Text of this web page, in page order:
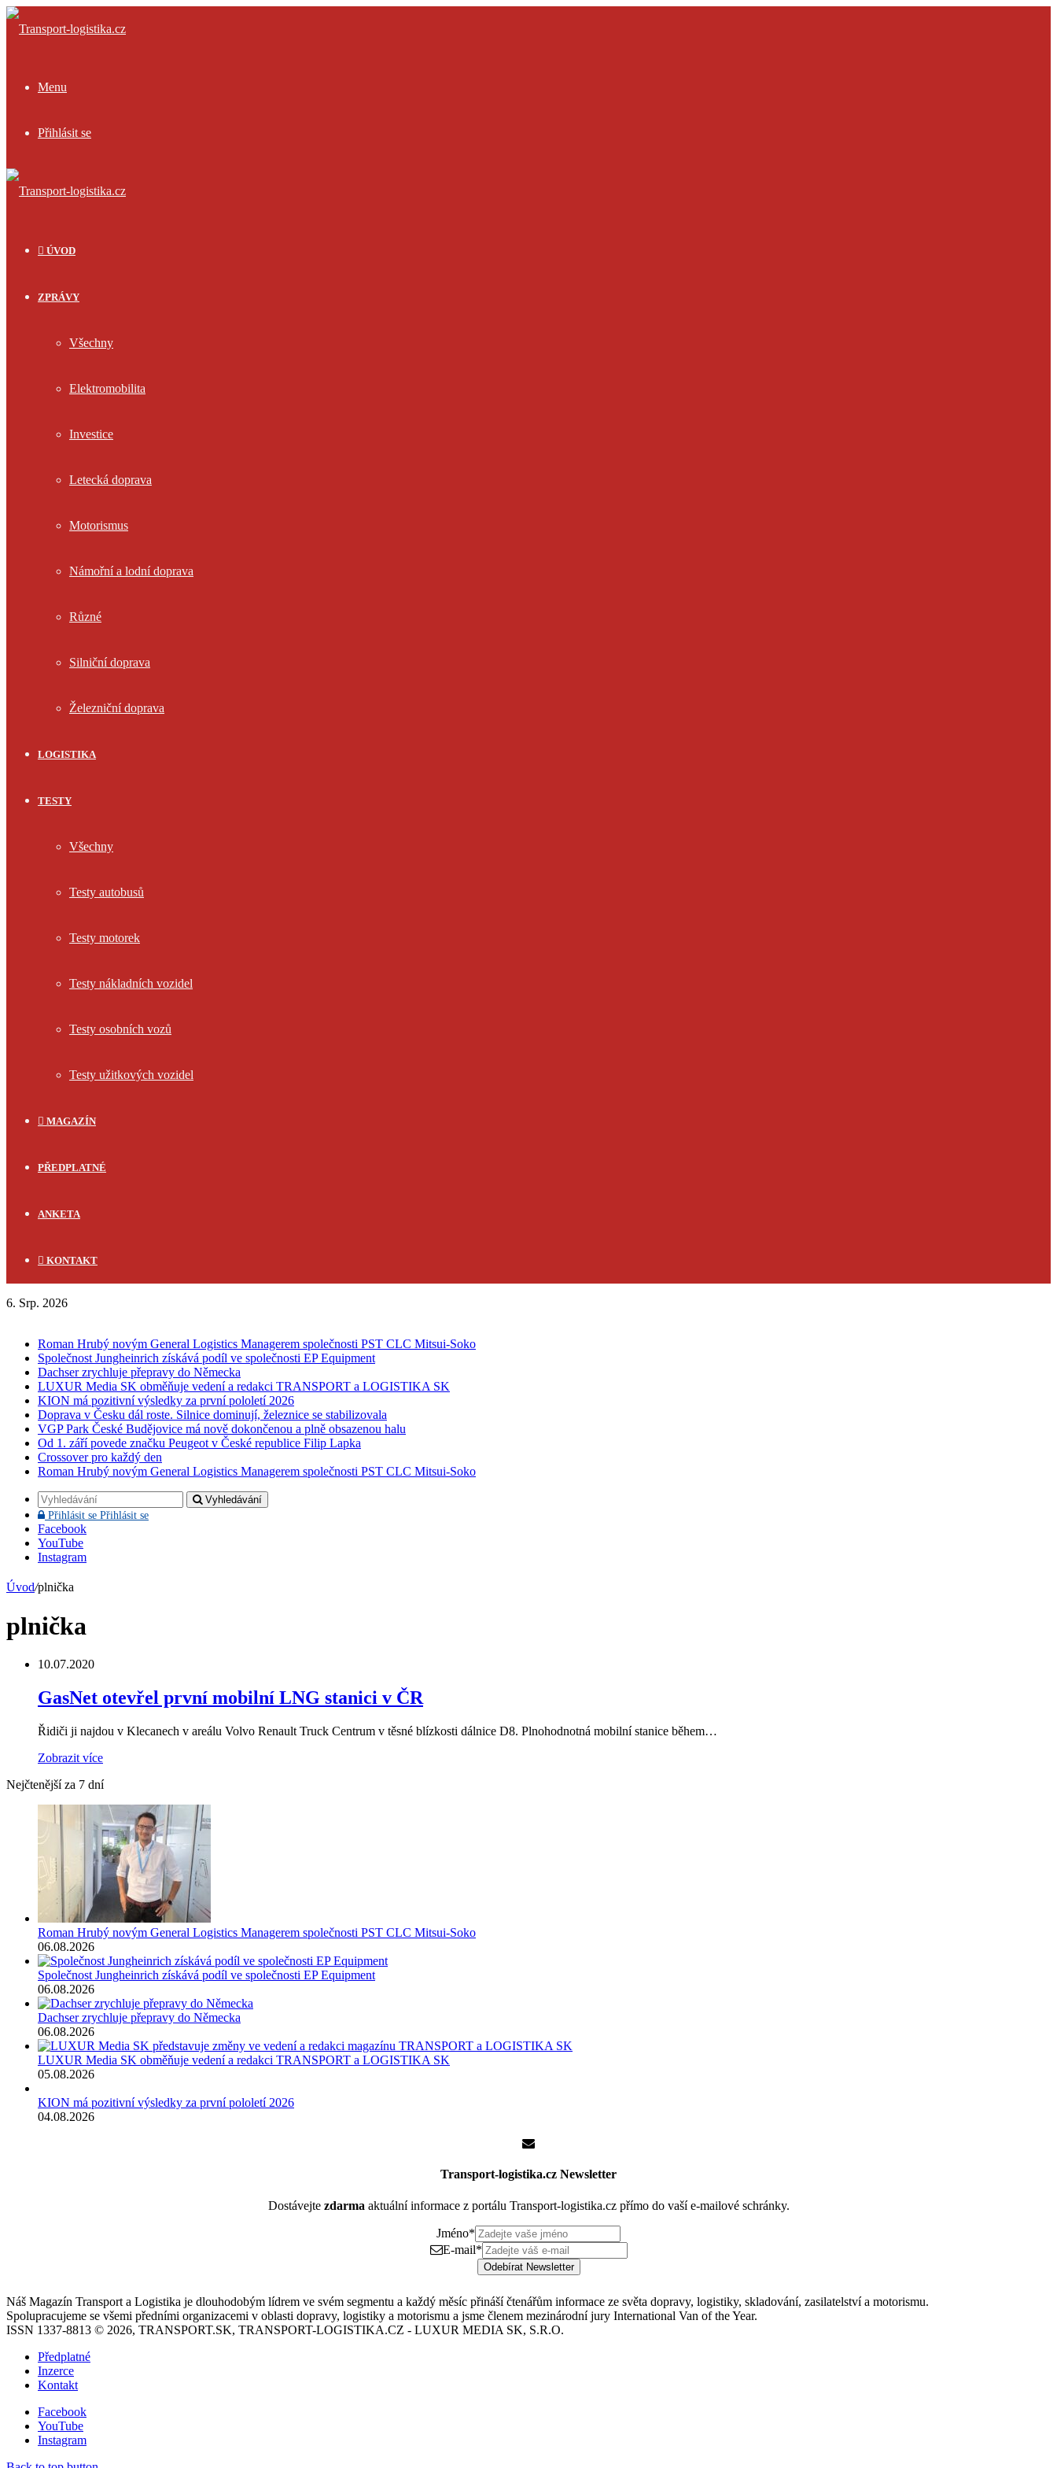
Menu
Přihlásit se
ÚVOD
ZPRÁVY
Všechny
Elektromobilita
Investice
Letecká doprava
Motorismus
Námořní a lodní doprava
Různé
Silniční doprava
Železniční doprava
LOGISTIKA
TESTY
Všechny
Testy autobusů
Testy motorek
Testy nákladních vozidel
Testy osobních vozů
Testy užitkových vozidel
MAGAZÍN
PŘEDPLATNÉ
ANKETA
KONTAKT
6. Srp. 2026
Roman Hrubý novým General Logistics Managerem společnosti PST CLC Mitsui-Soko
Společnost Jungheinrich získává podíl ve společnosti EP Equipment
Dachser zrychluje přepravy do Německa
LUXUR Media SK obměňuje vedení a redakci TRANSPORT a LOGISTIKA SK
KION má pozitivní výsledky za první pololetí 2026
Doprava v Česku dál roste. Silnice dominují, železnice se stabilizovala
VGP Park České Budějovice má nově dokončenou a plně obsazenou halu
Od 1. září povede značku Peugeot v České republice Filip Lapka
Crossover pro každý den
Roman Hrubý novým General Logistics Managerem společnosti PST CLC Mitsui-Soko
Vyhledávání
Přihlásit se Přihlásit se
Facebook
YouTube
Instagram
Úvod/plnička
plnička
10.07.2020
GasNet otevřel první mobilní LNG stanici v ČR
Řidiči ji najdou v Klecanech v areálu Volvo Renault Truck Centrum v těsné blízkosti dálnice D8. Plnohodnotná mobilní stanice během…
Zobrazit více
Nejčtenější za 7 dní
Roman Hrubý novým General Logistics Managerem společnosti PST CLC Mitsui-Soko
06.08.2026
Společnost Jungheinrich získává podíl ve společnosti EP Equipment
06.08.2026
Dachser zrychluje přepravy do Německa
06.08.2026
LUXUR Media SK obměňuje vedení a redakci TRANSPORT a LOGISTIKA SK
05.08.2026
KION má pozitivní výsledky za první pololetí 2026
04.08.2026
Transport-logistika.cz Newsletter
Dostávejte zdarma aktuální informace z portálu Transport-logistika.cz přímo do vaší e-mailové schránky.
Jméno*
E-mail*
Odebírat Newsletter
Náš Magazín Transport a Logistika je dlouhodobým lídrem ve svém segmentu a každý měsíc přináší čtenářům informace ze světa dopravy, logistiky, skladování, zasilatelství a motorismu.
Spolupracujeme se všemi předními organizacemi v oblasti dopravy, logistiky a motorismu a jsme členem mezinárodní jury International Van of the Year.
ISSN 1337-8813 © 2026, TRANSPORT.SK, TRANSPORT-LOGISTIKA.CZ - LUXUR MEDIA SK, S.R.O.
Předplatné
Inzerce
Kontakt
Facebook
YouTube
Instagram